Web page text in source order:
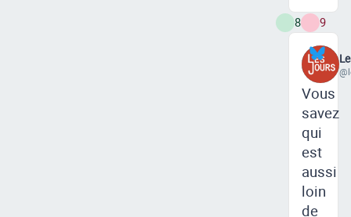
8 9
Vous
savez
qui
est
aussi
loin
de